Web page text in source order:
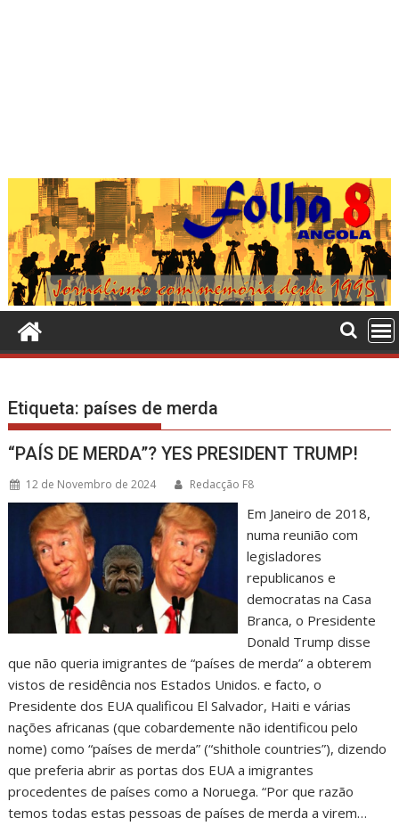
Etiqueta: países de merda
“PAÍS DE MERDA”? YES PRESIDENT TRUMP!
12 de Novembro de 2024 Redacção F8
Em Janeiro de 2018,
numa reunião com
legisladores
republicanos e
democratas na Casa
Branca, o Presidente
Donald Trump disse
que não queria imigrantes de “países de merda” a obterem
vistos de residência nos Estados Unidos. e facto, o
Presidente dos EUA qualificou El Salvador, Haiti e várias
nações africanas (que cobardemente não identificou pelo
nome) como “países de merda” (“shithole countries”), dizendo
que preferia abrir as portas dos EUA a imigrantes
procedentes de países como a Noruega. “Por que razão
temos todas estas pessoas de países de merda a virem…